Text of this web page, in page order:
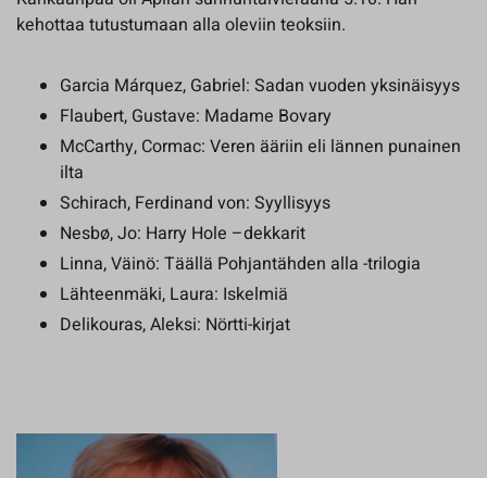
kehottaa tutustumaan alla oleviin teoksiin.
Garcia Márquez, Gabriel: Sadan vuoden yksinäisyys
Flaubert, Gustave: Madame Bovary
McCarthy, Cormac: Veren ääriin eli lännen punainen
ilta
Schirach, Ferdinand von: Syyllisyys
Nesbø, Jo: Harry Hole –dekkarit
Linna, Väinö: Täällä Pohjantähden alla -trilogia
Lähteenmäki, Laura: Iskelmiä
Delikouras, Aleksi: Nörtti-kirjat